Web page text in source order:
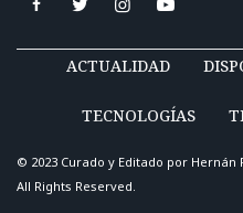
ACTUALIDAD
TECNOLOGÍAS
© 2023 Curado y Editado por Hernán
All Rights Reserved.